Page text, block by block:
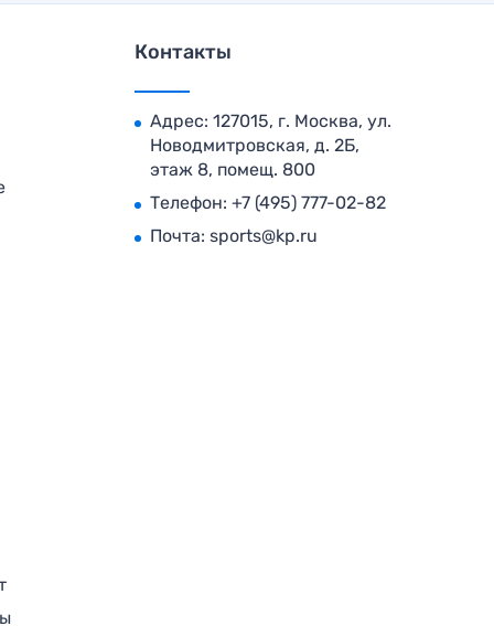
Контакты
Адрес: 127015, г. Москва, ул.
Новодмитровская, д. 2Б,
этаж 8, помещ. 800
Телефон: +7 (495) 777-02-82
Почта: sports@kp.ru